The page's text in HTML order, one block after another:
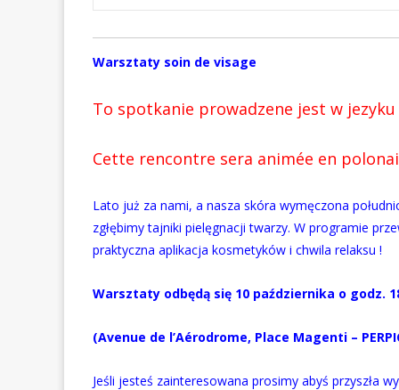
Warsztaty soin de visage
To spotkanie prowadzene jest w
Cette rencontre sera animée en
Lato już za nami, a nasza skóra wymęczona
zgłębimy tajniki pielęgnacji twarzy. W programie
praktyczna aplikacja kosmetyków i chwila relaksu !
Warsztaty odbędą się 10 października o godz.
(Avenue de l’Aérodrome, Place Magenti –
Jeśli jesteś zainteresowana prosimy abyś przyszła